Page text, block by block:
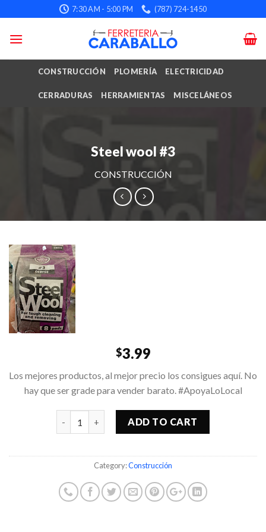
to
content
7:30 AM - 5:00 PM (787) 724-1450
CONSTRUCCIÓN PLOMERÍA ELECTRICIDAD
CERRADURAS HERRAMIENTAS MISCELÁNEOS
Steel wool #3
CONSTRUCCIÓN
$3.99
Los mejores productos, al mejor precio los consigues aquí. No
hay que ser grade para vender barato. #ApoyaLoLocal
ADD TO CART
Category:Construcción